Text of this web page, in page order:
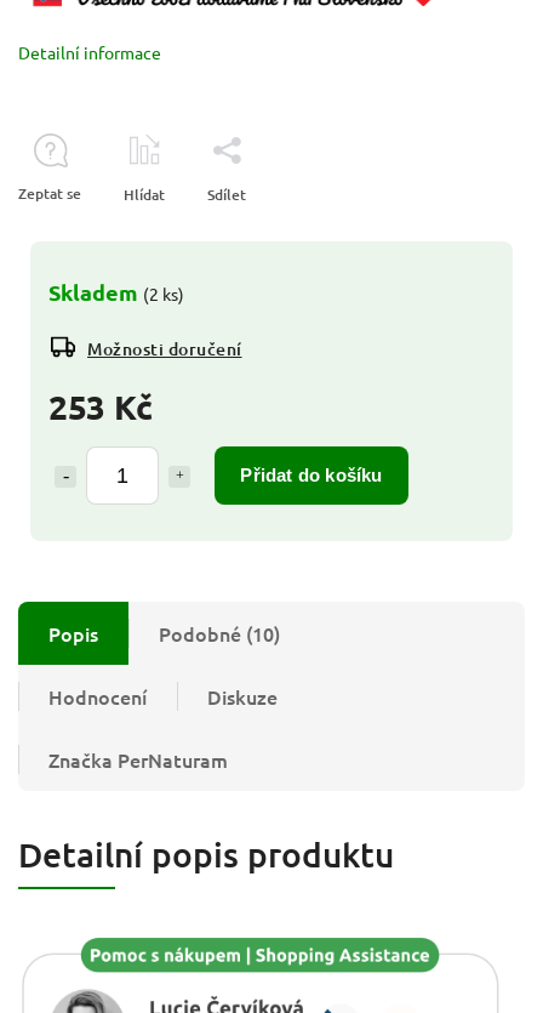
253 Kč
Přidat do košíku
Skladem (2 ks)
Možnosti doručení
Detailní informace
Zeptat se Hlídat Sdílet
Popis Podobné (10)
Hodnocení Diskuze
Značka PerNaturam
Detailní popis produktu